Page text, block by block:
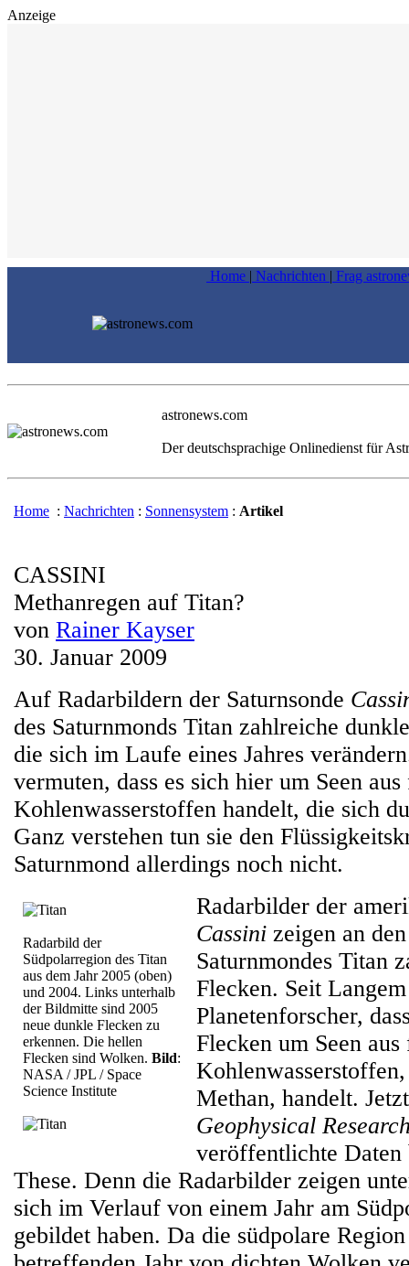
Anzeige
Home | Nachrichten | Frag
astronews.com
Der deutschsprachige Onlinedienst für
Home : Nachrichten : Sonnensystem : Artikel
CASSINI
Methanregen auf Titan?
von Rainer Kayser
30. Januar 2009
Auf Radarbildern der Saturnsonde
des Saturnmonds Titan zahlreiche
die sich im Laufe eines Jahres
vermuten, dass es sich hier um Seen
Kohlenwasserstoffen handelt, die sich
Ganz verstehen tun sie den
Saturnmond allerdings noch nicht.
Radarbild der
Südpolarregion des Titan
aus dem Jahr 2005 (oben)
und 2004. Links unterhalb
der Bildmitte sind 2005
neue dunkle Flecken zu
erkennen. Die hellen
Flecken sind Wolken. Bild:
NASA / JPL / Space
Science Institute
Radarbilder der
Cassini zeigen an
Saturnmondes Titan
Flecken. Seit
Planetenforscher,
Flecken um Seen aus
Methan, handelt.
Geophysical
veröffentlichte Daten
These. Denn die Radarbilder zeigen
sich im Verlauf von einem Jahr am
gebildet haben. Da die südpolare